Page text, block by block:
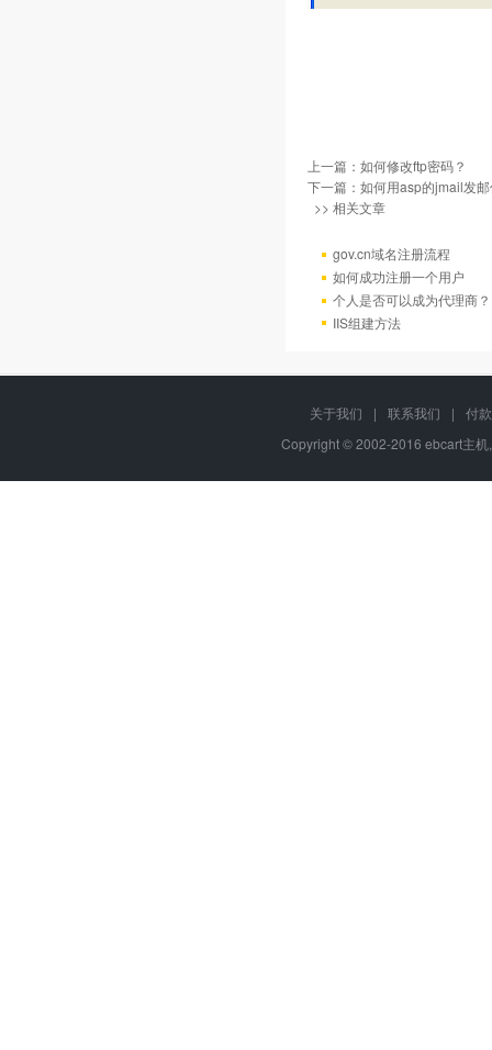
上一篇： 如何修改ftp密码？
下一篇： 如何用asp的jmail发
>> 相关文章
gov.cn域名注册流程
如何成功注册一个用户
个人是否可以成为代理商？
IIS组建方法
关于我们 | 联系我们 |
付
Copyright © 2002-2016 ebcart主